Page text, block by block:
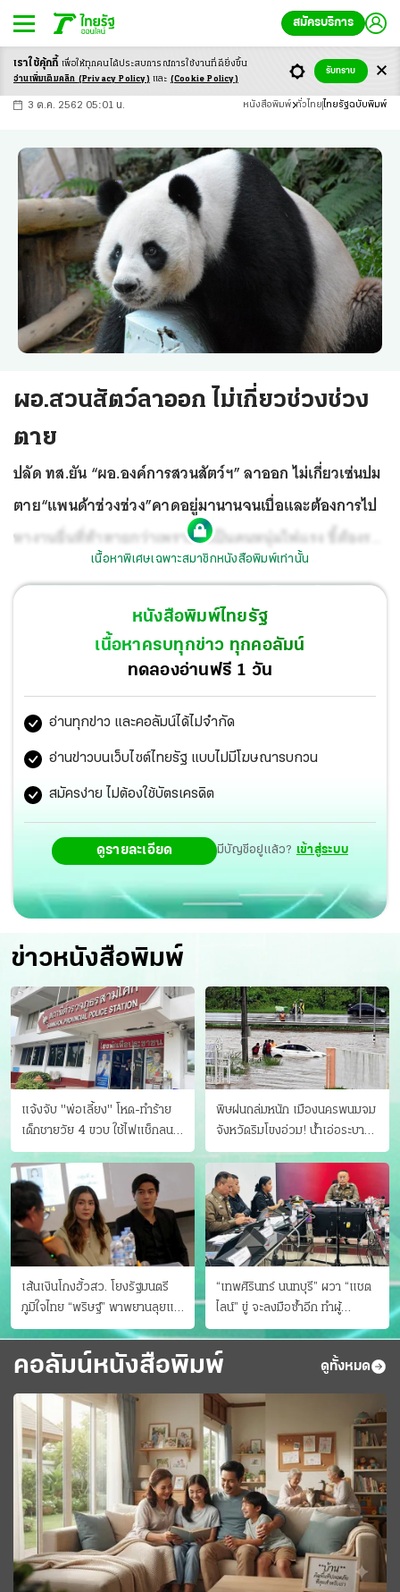
สมัครบริการ
-ก ก ก+
3 ต.ค. 2562 05:01 น. หนังสือพิมพ์ ทั่วไทย ไทยรัฐฉบับพิมพ์
ผอ.สวนสัตว์ลาออก ไม่เกี่ยวช่วงช่วง
ตาย
ปลัด ทส.ยัน “ผอ.องค์การสวนสัตว์ฯ” ลาออก ไม่เกี่ยวเซ่นปม
ตาย“แพนด้าช่วงช่วง”คาดอยู่มานานจนเบื่อและต้องการไป
หางานอื่นที่ท้าทายกว่าเพราะยังเป็นคนหนุ่มไฟแรง ชี้ต้องรอ
ตั้งบอร์ดองค์การสวนสัตว์ฯชุดใหม่ให้เสร็จก่อน ถึงจะเลือก
ผอ.มาแทนได้ ระบุผลพิสูจน์สาเหตุการตายของช่วงช่วง รอ
ฝ่ายจีนแถลงและอนุญาตถึงจะเผยแพร่ได้
เนื้อหาพิเศษเฉพาะสมาชิกหนังสือพิมพ์เท่านั้น
หนังสือพิมพ์ไทยรัฐ
เนื้อหาครบทุกข่าว ทุกคอลัมน์
ทดลองอ่านฟรี 1 วัน
อ่านทุกข่าว และคอลัมน์ได้ไม่จำกัด
อ่านข่าวบนเว็บไซต์ไทยรัฐ แบบไม่มีโฆษณารบกวน
สมัครง่าย ไม่ต้องใช้บัตรเครดิต
ดูรายละเอียด มีบัญชีอยู่แล้ว? เข้าสู่ระบบ
ข่าวหนังสือพิมพ์
แจ้งจับ "พ่อเลี้ยง" โหด-ทําร้าย
เด็กชายวัย 4 ขวบ ใช้ไฟแช็กลน
บาดเจ็บ
พิษฝนถล่มหนัก เมืองนครพนมจม
จังหวัดริมโขงอ่วม! นํ้าเอ่อระบาย
ไม่ทัน แม่ปิงทะลักล้น
เส้นเงินโกงฮั้วสว. โยงรัฐมนตรี
ภูมิใจไทย “พริษฐ์” พาพยานลุยแฉ
มีโอนให้คนกกต.ด้วย
“เทพศิรินทร์ นนทบุรี” ผวา “แชต
ไลน์” ขู่ จะลงมือซ้ำอีก ทําผู้
ปกครองแตกตื่นแจ้งตำรวจ
คอลัมน์หนังสือพิมพ์ ดูทั้งหมด
เราใช้คุ้กกี้ เพื่อให้ทุกคนได้ประสบการณ์การใช้งานที่ดียิ่งขึ้น
อ่านเพิ่มเติมคลิก (Privacy Policy) และ (Cookie Policy)
รับทราบ